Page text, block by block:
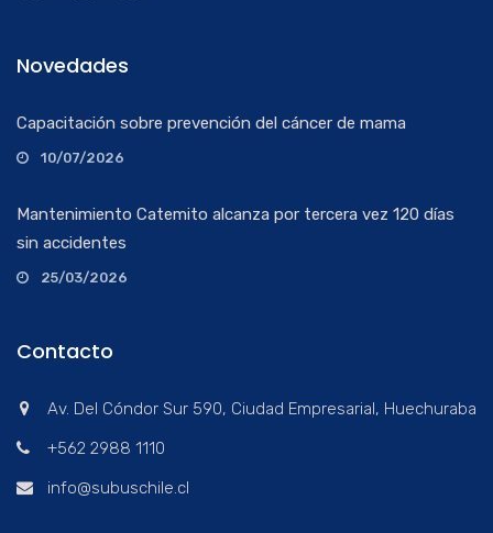
Novedades
Capacitación sobre prevención del cáncer de mama
10/07/2026
Mantenimiento Catemito alcanza por tercera vez 120 días
sin accidentes
25/03/2026
Contacto
Av. Del Cóndor Sur 590, Ciudad Empresarial, Huechuraba
+562 2988 1110
info@subuschile.cl